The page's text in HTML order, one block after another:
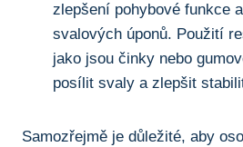
zlepšení pohybové funkce‍
⁣svalových ​úponů. Použití
jako ​jsou činky nebo
posílit svaly a zlepšit
Samozřejmě je důležité,‍ aby